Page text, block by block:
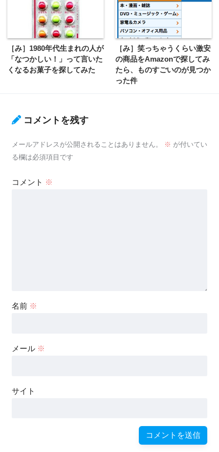
［み］1980年代生まれの人が
「なつかしい！」って言いた
くなるお菓子を探してみた
［み］笑っちゃうくらい激安
の商品をAmazonで探してみ
たら、ものすごいのが見つか
った件
コメントを残す
メールアドレスが公開されることはありません。 ※ が付いてい
る欄は必須項目です
コメント ※
名前 ※
メール ※
サイト